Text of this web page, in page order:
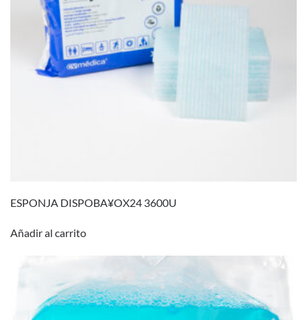
ESPONJA DISPOBA¥OX24 3600U
Añadir al carrito